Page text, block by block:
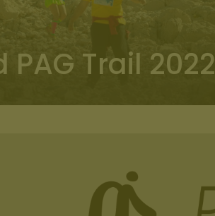
PAG Trail 2022